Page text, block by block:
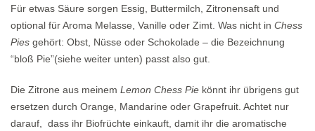
Für etwas Säure sorgen Essig, Buttermilch, Zitronensaft und
optional für Aroma Melasse, Vanille oder Zimt. Was nicht in Chess
Pies gehört: Obst, Nüsse oder Schokolade – die Bezeichnung
“bloß Pie”(siehe weiter unten) passt also gut.
Die Zitrone aus meinem Lemon Chess Pie könnt ihr übrigens gut
ersetzen durch Orange, Mandarine oder Grapefruit. Achtet nur
darauf, dass ihr Biofrüchte einkauft, damit ihr die aromatische